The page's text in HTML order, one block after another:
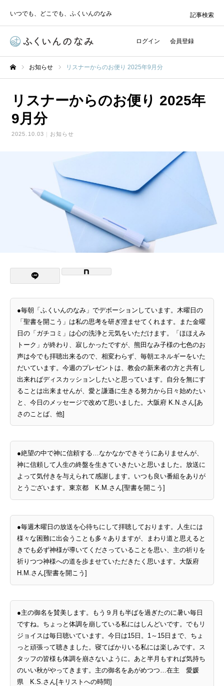
いつでも、どこでも、ふくいんのなみ
ログイン 会員登録
記事検索
お知らせ リスナーからのお便り 2025年9月分
リスナーからのお便り 2025年
9月分
2025.10.03 お知らせ
●毎朝「ふくいんのなみ」でデボーションしています。木曜日の
「聖書を開こう」は私の思考を研ぎ澄ませてくれます。また金曜
日の「ガチコミ」は心の洗浄と元気をいただけます。「ほほえみ
トーク」が終わり、寂しかったですが、熊田なみ子様の七色のお
声は今でも拝聴出来るので、相変わらず、毎朝エネルギーをいた
だいています。今週のプレゼントは、教会の新来者の方と共有し
出来ればディスカッションしたいと思っています。自分を無にす
ることは出来ませんが、愛と謙遜に生きる努力から日々始めたい
と、今日のメッセージで改めて思いました。大阪府 K.N.さん[あ
さのことば、他]
●絶望の中で神に信頼する…なかなかできそうにありませんが、
神に信頼して人生の終盤を生きていきたいと思いました。放送に
よって気付きを与えられて感謝します。いつも良い番組をありが
とうございます。東京都 K.M.さん[聖書を開こう]
●毎週木曜日の放送を心待ちにして拝聴しております。人生には
様々な困難に出会うことも多々ありますが、まわり道と思えると
きでも必ず神様が導いてくださっていることを思い、主の祈りを
祈りつつ神様への道を歩ませていただきたく思います。大阪府
H.M.さん[聖書を開こう]
●主の御名を賛美します。もう９月も半ばを過ぎたのに暑い毎日
ですね。ちょっと体調を崩している私にはしんどいです。でもリ
ジョイスは毎日聴いています。今日は15日。1～15日まで、ちょ
っと頑張って聴きました。寝てばかりいる私には楽しみです。ス
タッフの皆様も体調を崩さないように。あと半月もすれば気持ち
のいい秋がやってきます。主の御名をあがめつつ…在主 愛媛
県 K.S.さん[キリストへの時間]